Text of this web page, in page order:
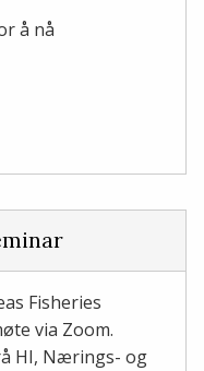
å nå
Fisheries
via Zoom.
HI, Nærings- og